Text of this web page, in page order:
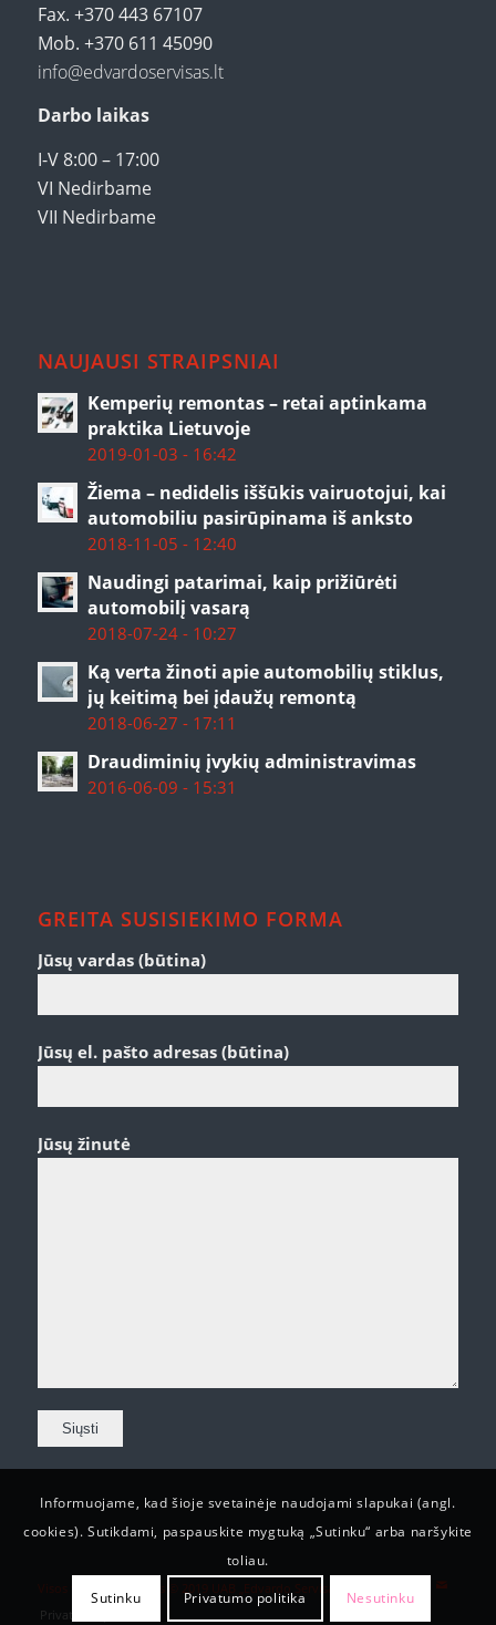
Fax. +370 443 67107
Mob. +370 611 45090
info@edvardoservisas.lt
Darbo laikas
I-V 8:00 – 17:00
VI Nedirbame
VII Nedirbame
NAUJAUSI STRAIPSNIAI
Kemperių remontas – retai aptinkama
praktika Lietuvoje
2019-01-03 - 16:42
Žiema – nedidelis iššūkis vairuotojui, kai
automobiliu pasirūpinama iš anksto
2018-11-05 - 12:40
Naudingi patarimai, kaip prižiūrėti
automobilį vasarą
2018-07-24 - 10:27
Ką verta žinoti apie automobilių stiklus,
jų keitimą bei įdaužų remontą
2018-06-27 - 17:11
Draudiminių įvykių administravimas
2016-06-09 - 15:31
GREITA SUSISIEKIMO FORMA
Jūsų vardas (būtina)
Jūsų el. pašto adresas (būtina)
Jūsų žinutė
Visos teisės saugomos © 2019 UAB „Edvardo Servisas“
Privatumo politika
Informuojame, kad šioje svetainėje naudojami slapukai (angl.
cookies). Sutikdami, paspauskite mygtuką „Sutinku“ arba naršykite
toliau.
Sutinku Privatumo politika Nesutinku